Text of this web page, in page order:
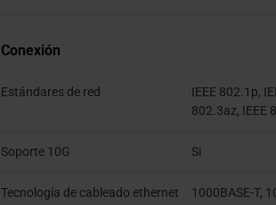
Conexión
Estándares de red
IEEE 802.1p,
802.3az, IEEE
Soporte 10G Si
Tecnología de cableado ethernet
1000BASE-T,